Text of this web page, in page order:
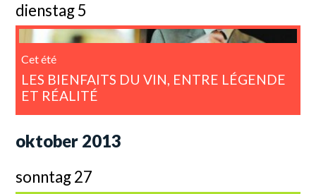
dienstag 5
Cet été
LES BIENFAITS DU VIN, ENTRE LÉGENDE
ET RÉALITÉ
oktober 2013
sonntag 27